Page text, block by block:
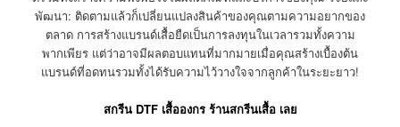
พัฒนา: ติดตามแล้วก็เปลี่ยนแปลงสินค้าของคุณตามความอยากของ
ตลาด การสร้างแบรนด์เสื้อยืดเป็นการลงทุนในเวลารวมทั้งความ
พากเพียร แต่ว่าอาจมีผลตอบแทนที่มากมายเมื่อคุณสร้างเบื้องต้น
แบรนด์ที่อดทนรวมทั้งได้รับความไว้วางใจจากลูกค้าในระยะยาว!
สกรีน DTF เสื้อองกร ร้านสกรีนเสื้อ เลย